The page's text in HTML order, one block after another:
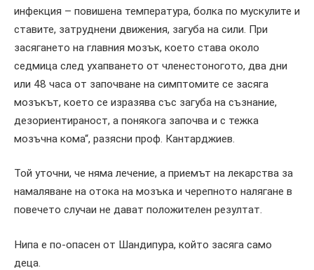
инфекция – повишена температура, болка по мускулите и
ставите, затруднени движения, загуба на сили. При
засягането на главния мозък, което става около
седмица след ухапването от членестоногото, два дни
или 48 часа от започване на симптомите се засяга
мозъкът, което се изразява със загуба на съзнание,
дезориентираност, а понякога започва и с тежка
мозъчна кома“, разясни проф. Кантарджиев.
Той уточни, че няма лечение, а приемът на лекарства за
намаляване на отока на мозъка и черепното налягане в
повечето случаи не дават положителен резултат.
Нипа е по-опасен от Шандипура, който засяга само
деца.